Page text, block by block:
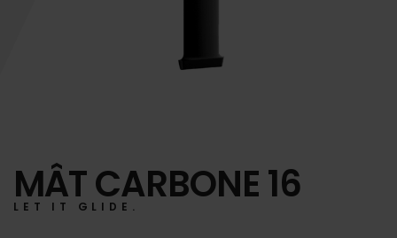
MÂT CARBONE 16
LET IT GLIDE.